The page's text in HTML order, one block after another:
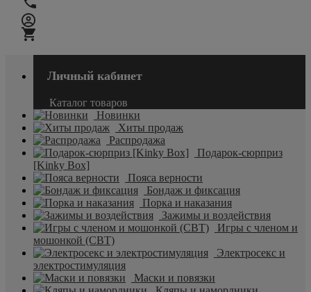
Личный кабинет
Каталог товаров
Новинки
Хиты продаж
Распродажа
Подарок-сюрприз
[Kinky Box]
Пояса верности
Бондаж и фиксация
Порка и наказания
Зажимы и воздействия
Игры с членом и
мошонкой (CBT)
Электросекс и
электростимуляция
Маски и повязки